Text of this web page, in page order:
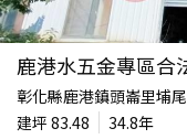
彰化縣鹿港鎮頭崙里埔
建坪 83.48
34.8年